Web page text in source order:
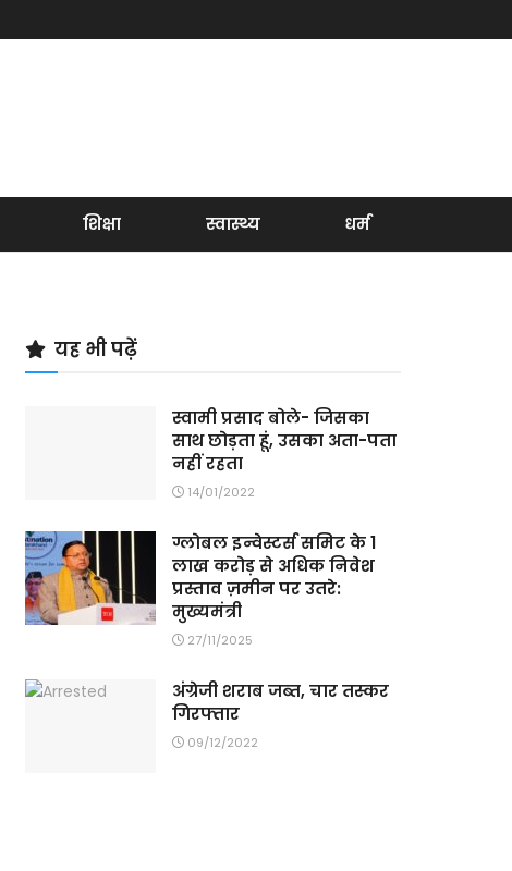
शिक्षा स्वास्थ्य धर्म
यह भी पढ़ें
स्वामी प्रसाद बोले- जिसका
साथ छोड़ता हूं, उसका अता-पता
नहीं रहता
14/01/2022
ग्लोबल इन्वेस्टर्स समिट के 1
लाख करोड़ से अधिक निवेश
प्रस्ताव ज़मीन पर उतरे:
मुख्यमंत्री
27/11/2025
अंग्रेजी शराब जब्त, चार तस्कर
गिरफ्तार
09/12/2022